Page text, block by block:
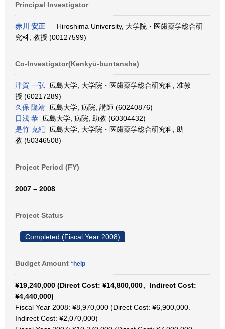
Principal Investigator
赤川 安正
Hiroshima University, 大学院・医歯薬学総合研
究科, 教授 (00127599)
Co-Investigator(Kenkyū-buntansha)
津賀 一弘 広島大学, 大学院・医歯薬学総合研究科, 准教
授 (60217289)
久保 隆靖 広島大学, 病院, 講師 (60240876)
日浅 恭 広島大学, 病院, 助教 (60304432)
是竹 克紀 広島大学, 大学院・医歯薬学総合研究科, 助
教 (50346508)
Project Period (FY)
2007 – 2008
Project Status
Completed (Fiscal Year 2008)
Budget Amount *help
¥19,240,000 (Direct Cost: ¥14,800,000、Indirect Cost:
¥4,440,000)
Fiscal Year 2008: ¥8,970,000 (Direct Cost: ¥6,900,000、
Indirect Cost: ¥2,070,000)